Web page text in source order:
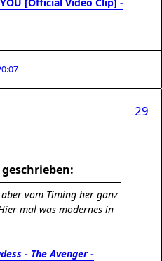
29
vom Timing her ganz
mal was modernes in
- The Avenger -